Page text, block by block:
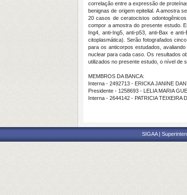
correlação entre a expressão de
benignas de origem epitelial. A amostra
20 casos de ceratocistos
compor a amostra do presente estudo.
Ing4, anti-Ing5, anti-p53, anti-Bax e
citoplasmática). Serão fotografados
para os anticorpos estudados,
nuclear para cada caso. Os resultados
utilizados no presente estudo, o nível de
MEMBROS DA BANCA:
Interna - 2492713 - ERICKA JANINE
Presidente - 1258693 - LELIA MARIA
Interna - 2644142 - PATRICIA TEIXEIRA
SIGAA |